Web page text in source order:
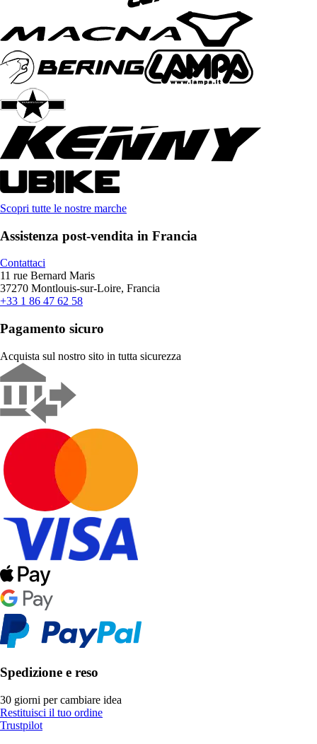
Scopri tutte le nostre marche
Assistenza post-vendita in Francia
Contattaci
11 rue Bernard Maris
37270 Montlouis-sur-Loire, Francia
+33 1 86 47 62 58
Pagamento sicuro
Acquista sul nostro sito in tutta sicurezza
Spedizione e reso
30 giorni per cambiare idea
Restituisci il tuo ordine
Trustpilot